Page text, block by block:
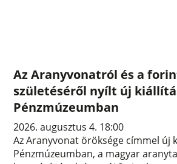
Az Aranyvonatról és a
születéséről nyílt új
Pénzmúzeumban
2026. augusztus 4. 18:00
Az Aranyvonat öröksége címmel új
Pénzmúzeumban, a magyar